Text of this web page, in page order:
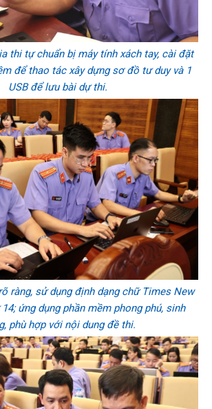
thi tự chuẩn bị máy tính xách tay, cài đặt
để thao tác xây dựng sơ đồ tư duy và 1
USB để lưu bài dự thi.
ràng, sử dụng định dạng chữ Times New
ứng dụng phần mềm phong phú, sinh
phù hợp với nội dung đề thi.